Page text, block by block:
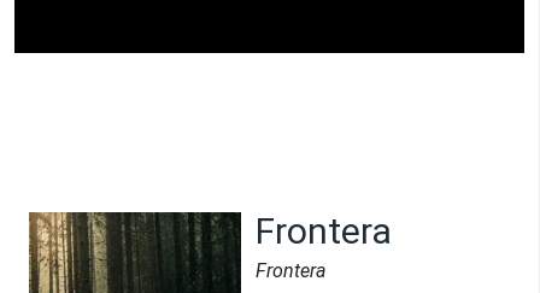
Frontera
Frontera